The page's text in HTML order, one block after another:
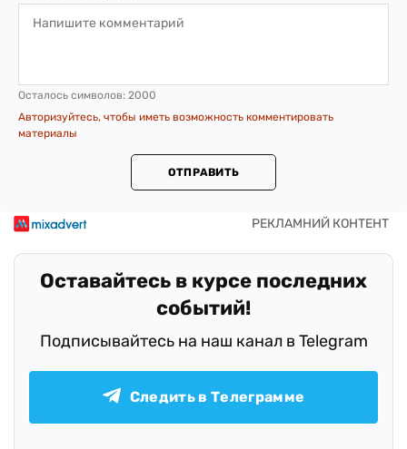
Осталось символов: 2000
Авторизуйтесь, чтобы иметь возможность комментировать
материалы
ОТПРАВИТЬ
Оставайтесь в курсе последних
событий!
Подписывайтесь на наш канал в Telegram
Следить в Телеграмме